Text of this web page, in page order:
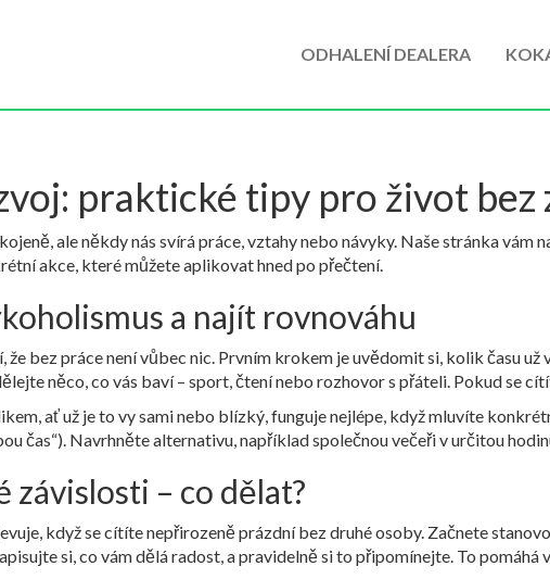
ODHALENÍ DEALERA
praktické tipy pro život bez
ale někdy nás svírá práce, vztahy nebo návyky. Naše stránka
akce, které můžete aplikovat hned po přečtení.
a najít rovnováhu
bez práce není vůbec nic. Prvním krokem je uvědomit si, kolik času
něco, co vás baví – sport, čtení nebo rozhovor s přáteli. Pokud se
ať už je to vy sami nebo blízký, funguje nejlépe, když mluvíte
čas“). Navrhněte alternativu, například společnou večeři v určitou
závislosti – co dělat?
když se cítíte nepřirozeně prázdní bez druhé osoby. Začnete
si, co vám dělá radost, a pravidelně si to připomínejte. To